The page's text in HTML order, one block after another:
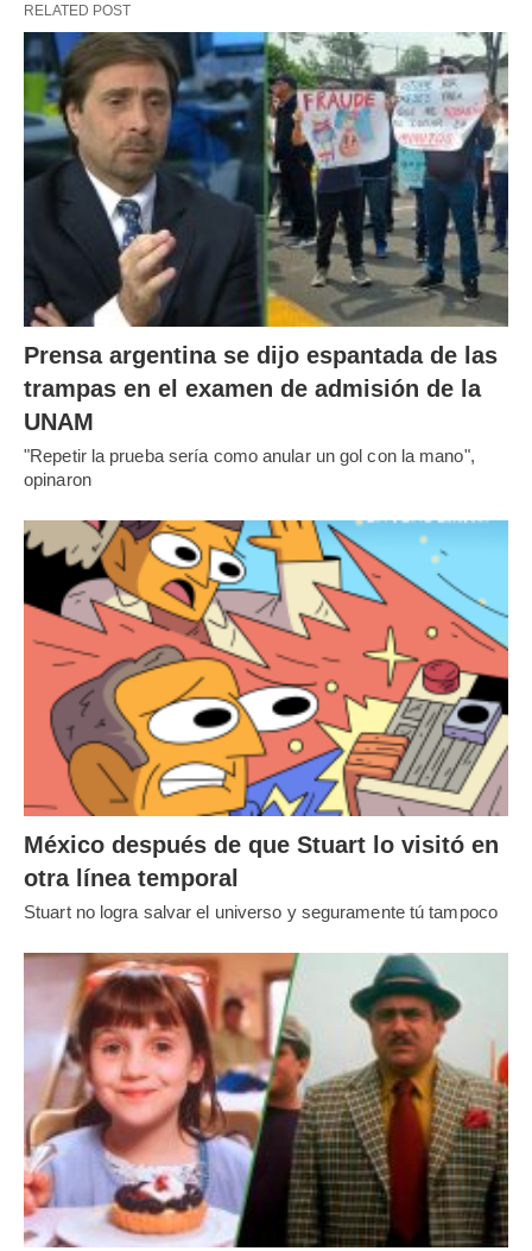
RELATED POST
Prensa argentina se dijo espantada de las
trampas en el examen de admisión de la
UNAM
"Repetir la prueba sería como anular un gol con la mano",
opinaron
México después de que Stuart lo visitó en
otra línea temporal
Stuart no logra salvar el universo y seguramente tú tampoco